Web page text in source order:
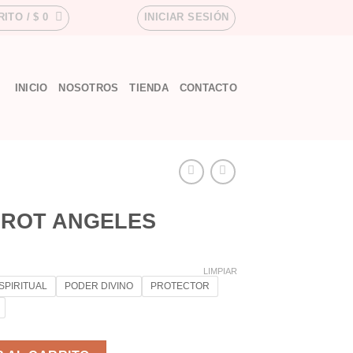
/$ 0 INICIAR SESIÓN
INICIO NOSOTROS TIENDA CONTACTO
ANGELES
PODER DIVINO PROTECTOR
LIMPIAR